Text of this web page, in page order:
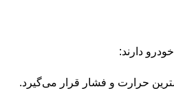
دارند:
حرارت و فشار قرار می‌گیرد.